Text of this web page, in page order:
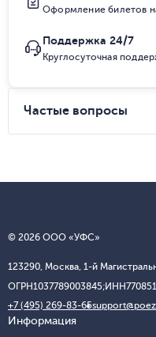
Оформление билетов
Поддержка 24/7
Круглосуточная
Частые вопросы
© 2026 ООО «УФС»
123290, Москва, 1-й
ОГРН1037789003845;ИНН
+7 (495) 269-83-65
Информация